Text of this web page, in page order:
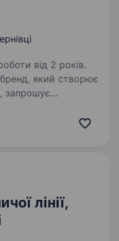
від 2 років.
який створює
запрошує
виробничого
лінії,